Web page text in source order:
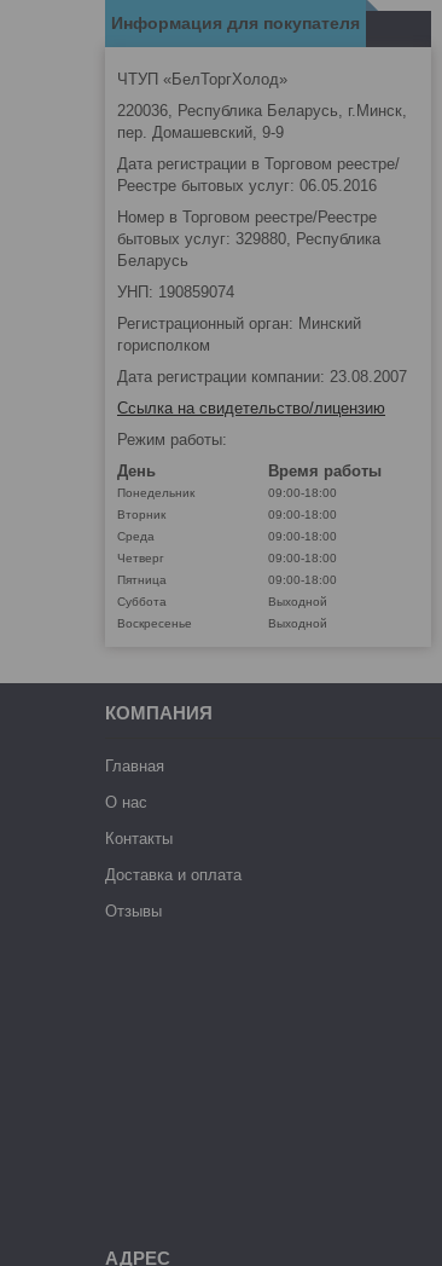
Информация для покупателя
ЧТУП «БелТоргХолод»
220036, Республика Беларусь, г.Минск,
пер. Домашевский, 9-9
Дата регистрации в Торговом реестре/
Реестре бытовых услуг: 06.05.2016
Номер в Торговом реестре/Реестре
бытовых услуг: 329880, Республика
Беларусь
УНП: 190859074
Регистрационный орган: Минский
горисполком
Дата регистрации компании: 23.08.2007
Ссылка на свидетельство/лицензию
Режим работы:
День
Время работы
Понедельник
09:00-18:00
Вторник
09:00-18:00
Среда
09:00-18:00
Четверг
09:00-18:00
Пятница
09:00-18:00
Суббота
Выходной
Воскресенье
Выходной
КОМПАНИЯ
Главная
О нас
Контакты
Доставка и оплата
Отзывы